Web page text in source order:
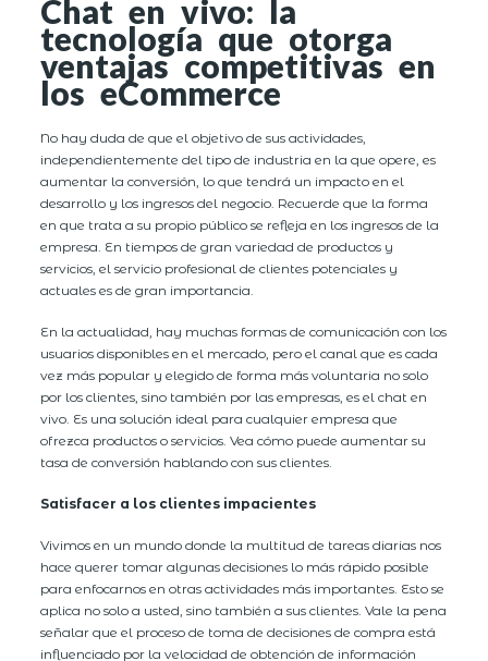
Chat en vivo: la
tecnología que otorga
ventajas competitivas en
los eCommerce
No hay duda de que el objetivo de sus actividades,
independientemente del tipo de industria en la que opere, es
aumentar la conversión, lo que tendrá un impacto en el
desarrollo y los ingresos del negocio. Recuerde que la forma
en que trata a su propio público se refleja en los ingresos de la
empresa. En tiempos de gran variedad de productos y
servicios, el servicio profesional de clientes potenciales y
actuales es de gran importancia.
En la actualidad, hay muchas formas de comunicación con los
usuarios disponibles en el mercado, pero el canal que es cada
vez más popular y elegido de forma más voluntaria no solo
por los clientes, sino también por las empresas, es el chat en
vivo. Es una solución ideal para cualquier empresa que
ofrezca productos o servicios. Vea cómo puede aumentar su
tasa de conversión hablando con sus clientes.
Satisfacer a los clientes impacientes
Vivimos en un mundo donde la multitud de tareas diarias nos
hace querer tomar algunas decisiones lo más rápido posible
para enfocarnos en otras actividades más importantes. Esto se
aplica no solo a usted, sino también a sus clientes. Vale la pena
señalar que el proceso de toma de decisiones de compra está
influenciado por la velocidad de obtención de información